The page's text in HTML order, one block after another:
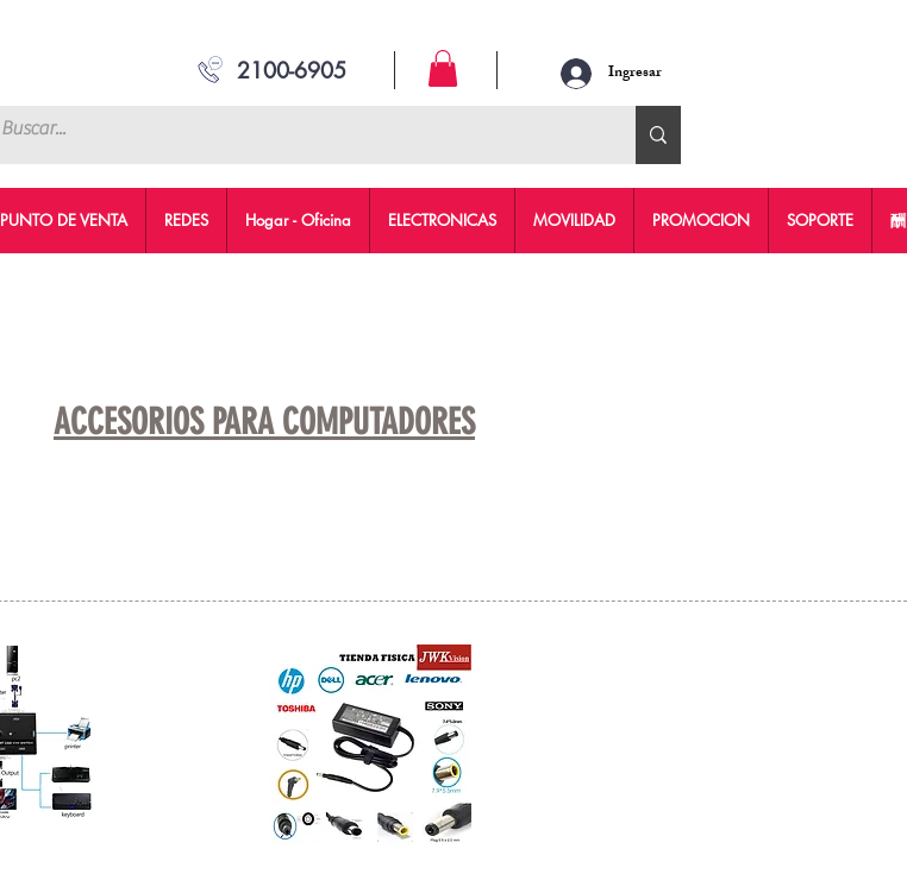
2100-6905 Ingresar
PUNTO DE VENTA REDES Hogar - Oficina ELECTRONICAS MOVILIDAD PROMOCION SOPORTE
ACCESORIOS PARA COMPUTADORES